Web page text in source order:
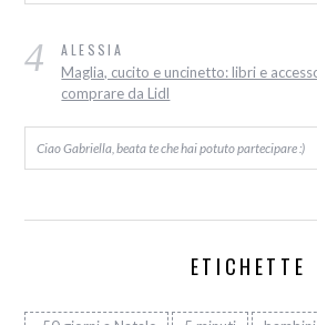
4 ALESSIA
Maglia, cucito e uncinetto: libri e
comprare da Lidl
Ciao Gabriella, beata te che hai potuto partecipare :)
ETICHETTE